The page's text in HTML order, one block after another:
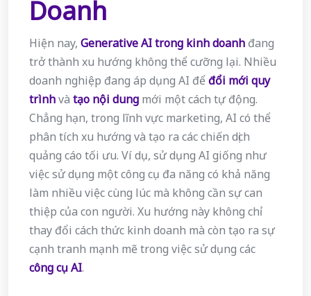
Doanh
Hiện nay, Generative AI trong kinh doanh đang
trở thành xu hướng không thể cưỡng lại. Nhiều
doanh nghiệp đang áp dụng AI đểđổi mới quy
trìnhvà tạo nội dung mới một cách tự động.
Chẳng hạn, trong lĩnh vực marketing, AI có thể
phân tích xu hướng và tạo ra các chiến dịch
quảng cáo tối ưu. Ví dụ, sử dụng AI giống như
việc sử dụng một công cụ đa năng có khả năng
làm nhiều việc cùng lúc mà không cần sự can
thiệp của con người. Xu hướng này không chỉ
thay đổi cách thức kinh doanh mà còn tạo ra sự
cạnh tranh mạnh mẽ trong việc sử dụng các
công cụ AI.